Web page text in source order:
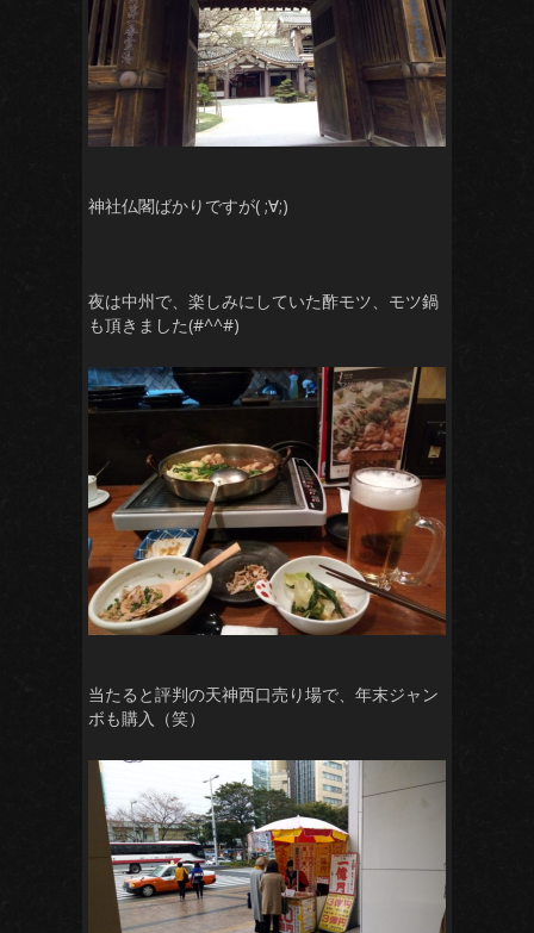
神社仏閣ばかりですが( ;∀;)
夜は中州で、楽しみにしていた酢モツ、モツ鍋
も頂きました(#^^#)
当たると評判の天神西口売り場で、年末ジャン
ボも購入（笑）